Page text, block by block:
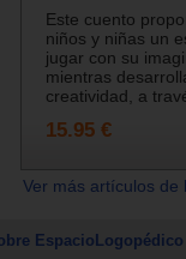
Este cuento
niños y niñas un
jugar con su
mientras
creatividad, a
15.95 €
Ver más artículos
EspacioLogopédico